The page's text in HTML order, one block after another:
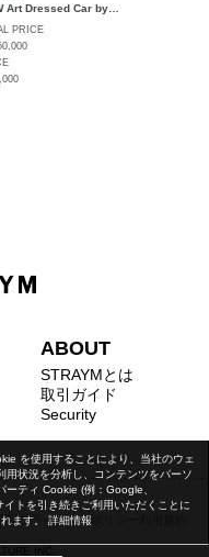
Art Dressed Car by
KAWAMURA Special
シリーズ)
PRICE
ABOUT
STRAYMとは
取引ガイド
Security
INC.
記プライバシーポリシー
を使用することにより、当社のウェ
用状況を分析し、コンテンツをパーソ
ティ Cookie (例：Google、
トを引き続きご利用いただくことに
ます。 詳細情報